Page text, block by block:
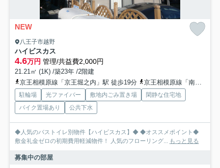
NEW
八王子市越野
ハイビスカス
4.6万円 管理/共益費2,000円
21.21㎡ (1K) /築23年 /2階建
京王相模原線「京王堀之内」駅 徒歩19分
京王相模原線「南大沢」駅 徒歩31分
駐輪場 光ファイバー 敷地内ごみ置き場
閑静な住宅地
バイク置場あり
公共下水
◆人気のバストイレ別物件【ハイビスカス】◆ ◆オススメポイント◆
敷金礼金ゼロの初期費用軽減物件！ 人気のフローリング... もっと見る
募集中の部屋